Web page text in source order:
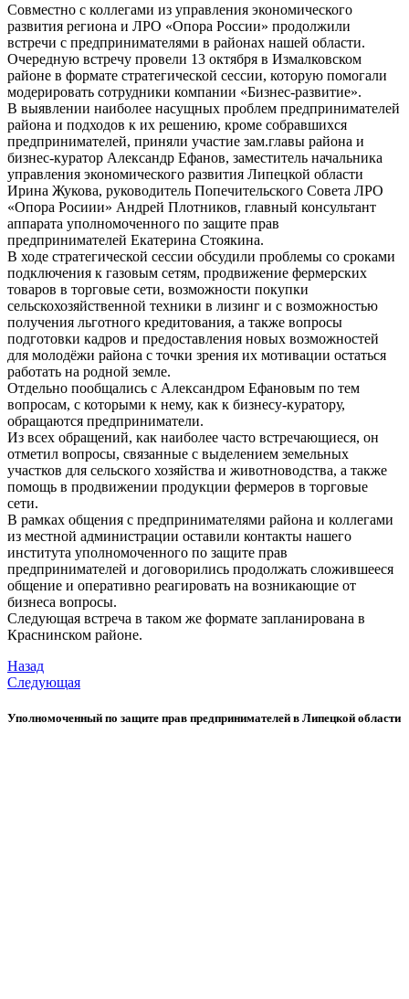
Совместно с коллегами из управления экономического
развития региона и ЛРО «Опора России» продолжили
встречи с предпринимателями в районах нашей области.
Очередную встречу провели 13 октября в Измалковском
районе в формате стратегической сессии, которую помогали
модерировать сотрудники компании «Бизнес-развитие».
В выявлении наиболее насущных проблем предпринимателей
района и подходов к их решению, кроме собравшихся
предпринимателей, приняли участие зам.главы района и
бизнес-куратор Александр Ефанов, заместитель начальника
управления экономического развития Липецкой области
Ирина Жукова, руководитель Попечительского Совета ЛРО
«Опора Росиии» Андрей Плотников, главный консультант
аппарата уполномоченного по защите прав
предпринимателей Екатерина Стоякина.
В ходе стратегической сессии обсудили проблемы со сроками
подключения к газовым сетям, продвижение фермерских
товаров в торговые сети, возможности покупки
сельскохозяйственной техники в лизинг и с возможностью
получения льготного кредитования, а также вопросы
подготовки кадров и предоставления новых возможностей
для молодёжи района с точки зрения их мотивации остаться
работать на родной земле.
Отдельно пообщались с Александром Ефановым по тем
вопросам, с которыми к нему, как к бизнесу-куратору,
обращаются предприниматели.
Из всех обращений, как наиболее часто встречающиеся, он
отметил вопросы, связанные с выделением земельных
участков для сельского хозяйства и животноводства, а также
помощь в продвижении продукции фермеров в торговые
сети.
В рамках общения с предпринимателями района и коллегами
из местной администрации оставили контакты нашего
института уполномоченного по защите прав
предпринимателей и договорились продолжать сложившееся
общение и оперативно реагировать на возникающие от
бизнеса вопросы.
Следующая встреча в таком же формате запланирована в
Краснинском районе.
Назад
Следующая
Уполномоченный по защите прав предпринимателей в Липецкой области